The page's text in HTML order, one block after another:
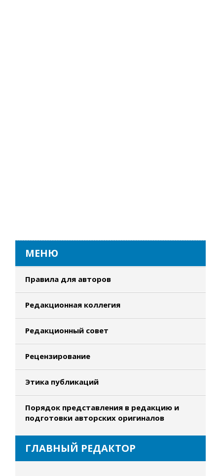
МЕНЮ
Правила для авторов
Редакционная коллегия
Редакционный совет
Рецензирование
Этика публикаций
Порядок представления в редакцию и
подготовки авторских оригиналов
ГЛАВНЫЙ РЕДАКТОР